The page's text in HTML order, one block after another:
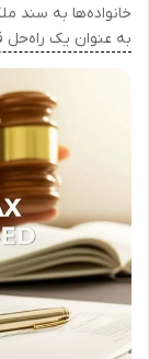
خانواده‌ها به سند
به عنوان یک راه‌حل